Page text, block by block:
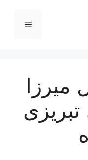
فهرست
ميرزا